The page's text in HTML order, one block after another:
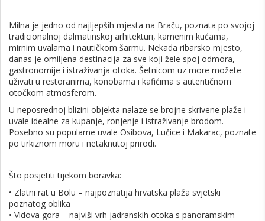
Milna je jedno od najljepših mjesta na Braču, poznata po svojoj
tradicionalnoj dalmatinskoj arhitekturi, kamenim kućama,
mirnim uvalama i nautičkom šarmu. Nekada ribarsko mjesto,
danas je omiljena destinacija za sve koji žele spoj odmora,
gastronomije i istraživanja otoka. Šetnicom uz more možete
uživati u restoranima, konobama i kafićima s autentičnom
otočkom atmosferom.
U neposrednoj blizini objekta nalaze se brojne skrivene plaže i
uvale idealne za kupanje, ronjenje i istraživanje brodom.
Posebno su popularne uvale Osibova, Lučice i Makarac, poznate
po tirkiznom moru i netaknutoj prirodi.
Što posjetiti tijekom boravka:
• Zlatni rat u Bolu – najpoznatija hrvatska plaža svjetski
poznatog oblika
• Vidova gora – najviši vrh jadranskih otoka s panoramskim